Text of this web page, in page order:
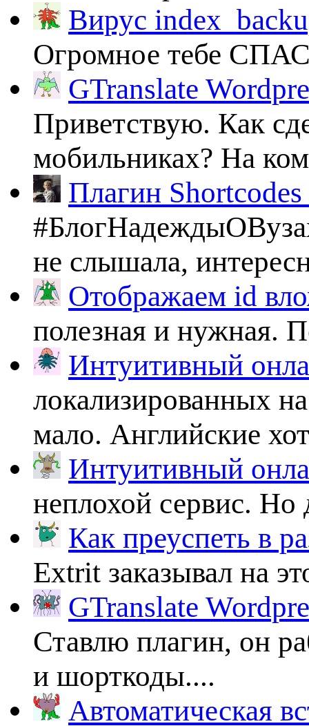
Вирус
Огромное тебе
GTranslate
Приветствую. Как
мобильниках? На
Плагин
не слышала,
Отображаем id
полезная и нужная.
Интуитивный
локализированных
мало. Английские
Интуитивный
неплохой сервис.
Как преуспеть в
Extrit заказывал на
GTranslate
Ставлю плагин, он
и шорткоды....
Автоматическая